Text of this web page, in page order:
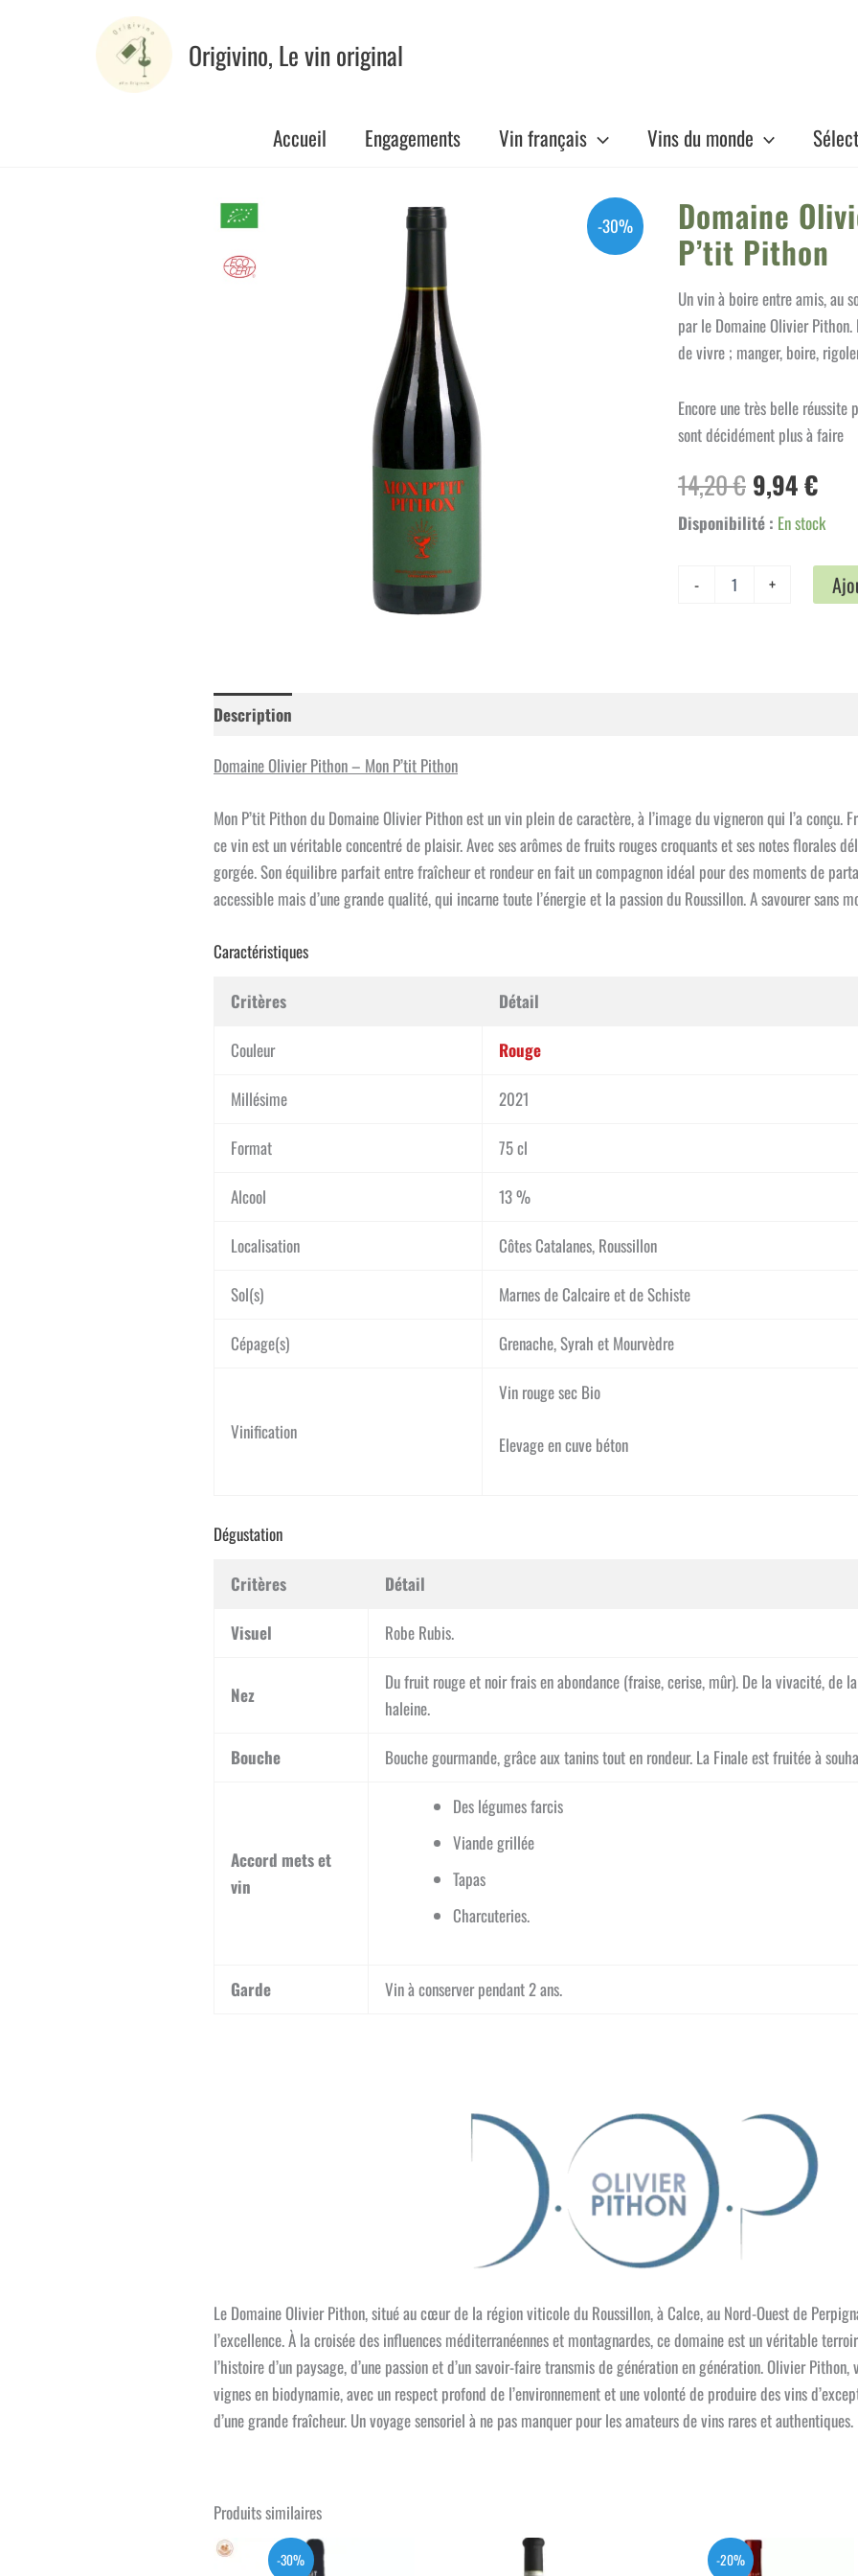
Origivino, Le vin original
Accueil Engagements Vin français Vins du monde
-30%
Domaine
P’tit Pithon
Un vin à boire entre amis, au
par le Domaine Olivier
de vivre ; manger, boire,
Encore une très belle réussite
sont décidément plus à faire
14,20€ Le
prix
9,94€Le
prix
est
Disponibilité : En stock
- +
Description
Domaine Olivier Pithon – Mon P’tit Pithon
Mon P’tit Pithon du Domaine Olivier Pithon est un vin plein de caractère, à l’image du vigneron qui l’a conçu.
ce vin est un véritable concentré de plaisir. Avec ses arômes de fruits rouges croquants et ses notes florales
gorgée. Son équilibre parfait entre fraîcheur et rondeur en fait un compagnon idéal pour des moments de
accessible mais d’une grande qualité, qui incarne toute l’énergie et la passion du Roussillon. A savourer sans
Caractéristiques
Critères Détail
Couleur Rouge
Millésime 2021
Format 75 cl
Alcool 13 %
Localisation Côtes Catalanes, Roussillon
Sol(s) Marnes de Calcaire et de Schiste
Cépage(s) Grenache, Syrah et Mourvèdre
Vinification
Vin rouge sec Bio
Elevage en cuve béton
Dégustation
Critères Détail
Visuel Robe Rubis.
Nez
Du fruit rouge et noir frais en abondance (fraise, cerise, mûr). De la vivacité, de
haleine.
Bouche Bouche gourmande, grâce aux tanins tout en rondeur. La Finale est fruitée à
Accord mets et
vin
Des légumes farcis
Viande grillée
Tapas
Charcuteries.
Garde Vin à conserver pendant 2 ans.
Le Domaine Olivier Pithon, situé au cœur de la région viticole du Roussillon, à Calce, au Nord-Ouest de
l’excellence. À la croisée des influences méditerranéennes et montagnardes, ce domaine est un véritable
l’histoire d’un paysage, d’une passion et d’un savoir-faire transmis de génération en génération. Olivier
vignes en biodynamie, avec un respect profond de l’environnement et une volonté de produire des vins
d’une grande fraîcheur. Un voyage sensoriel à ne pas manquer pour les amateurs de vins rares et authentiques.
Produits similaires
-30% -20%